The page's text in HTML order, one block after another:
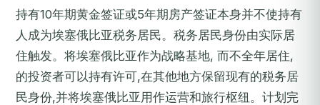
持有10年期黄金签证或5年期房产签证本身并不使持有
人成为埃塞俄比亚税务居民。税务居民身份由实际居
住触发。将埃塞俄比亚作为战略基地, 而不全年居住,
的投资者可以持有许可,在其他地方保留现有的税务居
民身份,并将埃塞俄比亚用作运营和旅行枢纽。计划完